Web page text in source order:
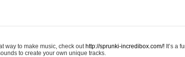
way to make music, check out http://sprunki-incredibox.com/! It’s a
to create your own unique tracks.